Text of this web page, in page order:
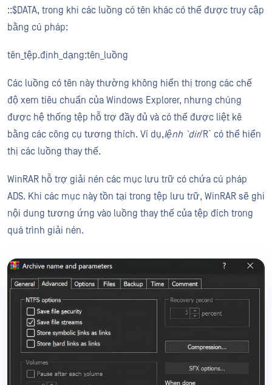
::$DATA, trong khi các luồng có tên khác có thể được truy cập
bằng cú pháp:
tên_tệp.định_dạng:tên_luồng
Các luồng có tên này thường không hiển thị trong các chế
độ xem tiêu chuẩn của Windows Explorer, nhưng chúng
được hệ thống tệp hỗ trợ đầy đủ và có thể được liệt kê
bằng các công cụ tương thích. Ví dụ,lệnh `dir/R` có thể hiển
thị các luồng thay thế.
WinRAR hỗ trợ giải nén các mục lưu trữ có chứa cú pháp
ADS. Khi các mục này tồn tại trong tệp lưu trữ, WinRAR sẽ ghi
nội dung tương ứng vào luồng thay thế của tệp đích trong
quá trình giải nén.